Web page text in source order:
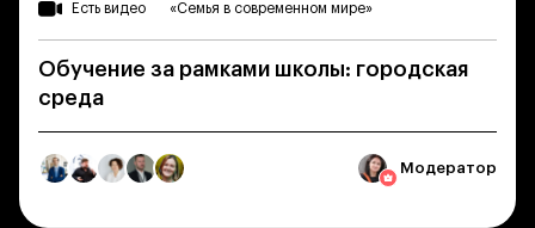
Есть видео «Семья в современном мире»
Обучение за рамками школы: городская
среда
Модератор